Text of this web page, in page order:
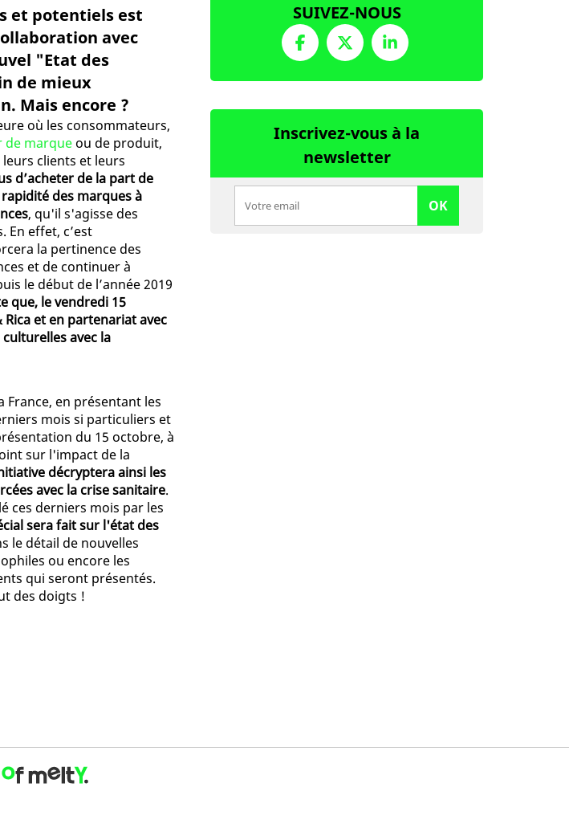
et potentiels est
avec
"Etat des
de mieux
Mais encore ?
où les consommateurs,
de marque ou de produit,
clients et leurs
d’acheter de la part de
des marques à
, qu'il s'agisse des
En effet, c’est
la pertinence des
et de continuer à
le début de l’année 2019
que, le vendredi 15
et en partenariat avec
avec la
en présentant les
mois si particuliers et
du 15 octobre, à
sur l'impact de la
décryptera ainsi les
avec la crise sanitaire.
ces derniers mois par les
sera fait sur l'état des
le détail de nouvelles
ou encore les
qui seront présentés.
des doigts !
SUIVEZ-NOUS
Inscrivez-vous à la
newsletter
OK